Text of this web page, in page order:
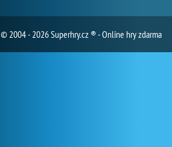
© 2004 - 2026 Superhry.cz ® - Online hry zdarma